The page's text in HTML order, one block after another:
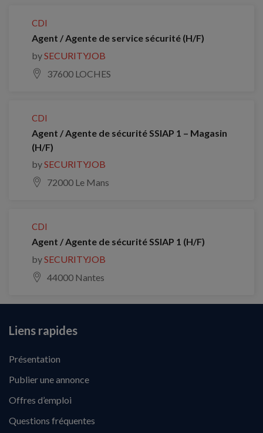
CDI
Agent / Agente de service sécurité (H/F)
bySECURITYJOB
37600 LOCHES
CDI
Agent / Agente de sécurité SSIAP 1 – Magasin
(H/F)
bySECURITYJOB
72000 Le Mans
CDI
Agent / Agente de sécurité SSIAP 1 (H/F)
bySECURITYJOB
44000 Nantes
Liens rapides
Présentation
Publier une annonce
Offres d’emploi
Questions fréquentes